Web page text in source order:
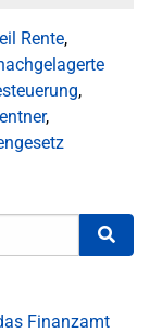
Rente,
,
,
Finanzamt